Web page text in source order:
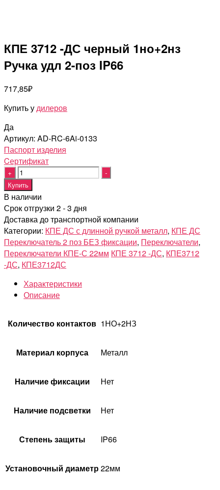
КПЕ 3712 -ДС черный 1но+2нз
Ручка удл 2-поз IP66
717,85₽
Купить удилеров
Да
Артикул: AD-RC-6Ai-0133
Паспорт изделия
Cертификат
Quantity
Купить
В наличии
Срок отгрузки 2 - 3 дня
Доставка до транспортной компании
Категории: КПЕ ДС с длинной ручкой металл, КПЕ ДС
Переключатель 2 поз БЕЗ фиксации, Переключатели,
Переключатели КПЕ-С 22мм КПЕ 3712 -ДС, КПЕ3712
-ДС, КПЕ3712ДС
Характеристики
Описание
Количество контактов 1НО+2НЗ
Материал корпуса Металл
Наличие фиксации Нет
Наличие подсветки Нет
Степень защиты IP66
Установочный диаметр22мм